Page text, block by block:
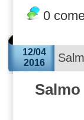
0
12/04
2016
Salmo